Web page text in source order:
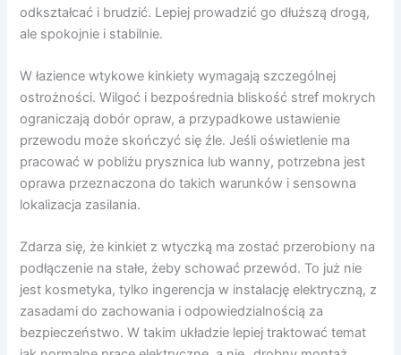
odkształcać i brudzić. Lepiej prowadzić go dłuższą drogą,
ale spokojnie i stabilnie.
W łazience wtykowe kinkiety wymagają szczególnej
ostrożności. Wilgoć i bezpośrednia bliskość stref mokrych
ograniczają dobór opraw, a przypadkowe ustawienie
przewodu może skończyć się źle. Jeśli oświetlenie ma
pracować w pobliżu prysznica lub wanny, potrzebna jest
oprawa przeznaczona do takich warunków i sensowna
lokalizacja zasilania.
Zdarza się, że kinkiet z wtyczką ma zostać przerobiony na
podłączenie na stałe, żeby schować przewód. To już nie
jest kosmetyka, tylko ingerencja w instalację elektryczną, z
zasadami do zachowania i odpowiedzialnością za
bezpieczeństwo. W takim układzie lepiej traktować temat